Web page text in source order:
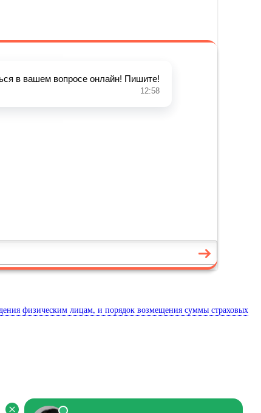
физическим лицам, и порядок возмещения суммы страховых